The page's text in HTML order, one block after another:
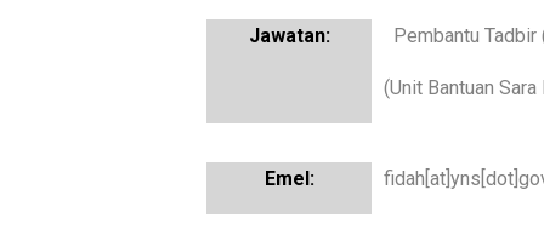
Pembantu Tadbir
(Unit Bantuan Sara